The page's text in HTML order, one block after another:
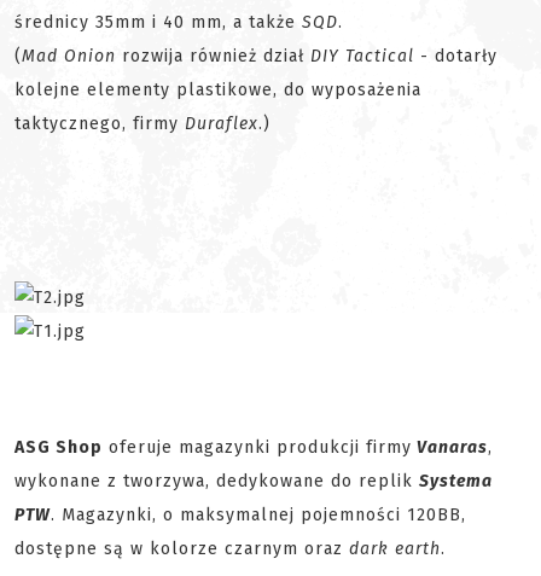
średnicy 35mm i 40 mm, a także SQD.
(Mad Onion rozwija również dział DIY Tactical - dotarły
kolejne elementy plastikowe, do wyposażenia
taktycznego, firmy Duraflex.)
ASG Shop oferuje magazynki produkcji firmy Vanaras,
wykonane z tworzywa, dedykowane do replik Systema
PTW. Magazynki, o maksymalnej pojemności 120BB,
dostępne są w kolorze czarnym oraz dark earth.